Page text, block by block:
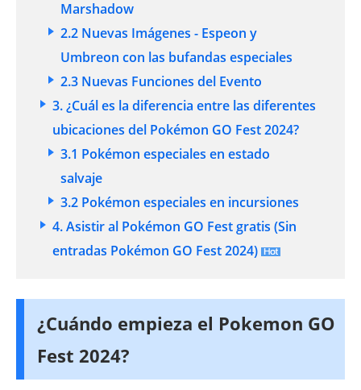
Marshadow
2.2 Nuevas Imágenes - Espeon y
Umbreon con las bufandas especiales
2.3 Nuevas Funciones del Evento
3. ¿Cuál es la diferencia entre las diferentes
ubicaciones del Pokémon GO Fest 2024?
3.1 Pokémon especiales en estado
salvaje
3.2 Pokémon especiales en incursiones
4. Asistir al Pokémon GO Fest gratis (Sin
entradas Pokémon GO Fest 2024)
¿Cuándo empieza el Pokemon GO
Fest 2024?